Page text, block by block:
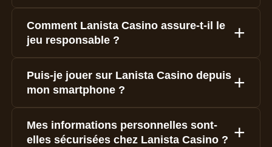
Comment Lanista Casino assure-t-il le
jeu responsable ?
Puis-je jouer sur Lanista Casino depuis
mon smartphone ?
Mes informations personnelles sont-
elles sécurisées chez Lanista Casino ?